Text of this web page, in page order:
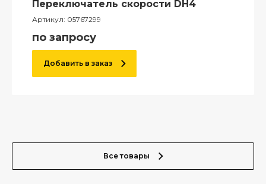
Переключатель скорости DH4
Артикул: 05767299
по запросу
Добавить в заказ
Все товары